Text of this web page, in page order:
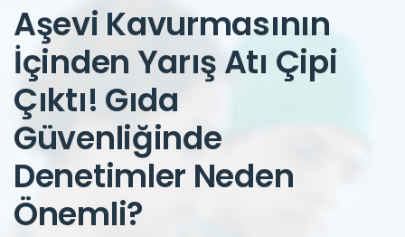
Aşevi Kavurmasının
İçinden Yarış Atı Çipi
Çıktı! Gıda
Güvenliğinde
Denetimler Neden
Önemli?